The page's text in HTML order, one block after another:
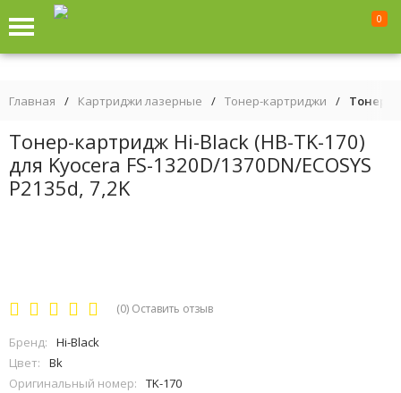
0
Главная / Картриджи лазерные / Тонер-картриджи / Тонер-
Тонер-картридж Hi-Black (HB-TK-170)
для Kyocera FS-1320D/1370DN/ECOSYS
P2135d, 7,2K
(0) Оставить отзыв
Бренд:
Hi-Black
Цвет:
Bk
Оригинальный номер:
TK-170